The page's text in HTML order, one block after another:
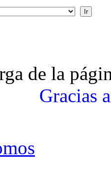
de la
Gracias a